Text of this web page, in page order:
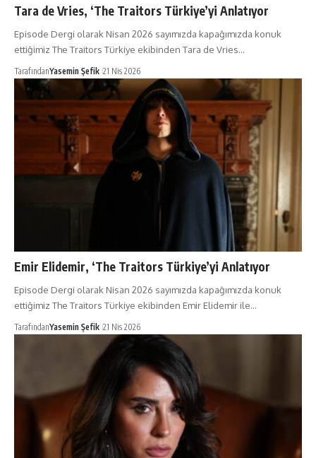
Tara de Vries, ‘The Traitors Türkiye’yi Anlatıyor
Episode Dergi olarak Nisan 2026 sayımızda kapağımızda konuk
ettiğimiz The Traitors Türkiye ekibinden Tara de Vries…
TarafındanYasemin Şefik 21 Nis 2026
Emir Elidemir, ‘The Traitors Türkiye’yi Anlatıyor
Episode Dergi olarak Nisan 2026 sayımızda kapağımızda konuk
ettiğimiz The Traitors Türkiye ekibinden Emir Elidemir ile…
TarafındanYasemin Şefik 21 Nis 2026